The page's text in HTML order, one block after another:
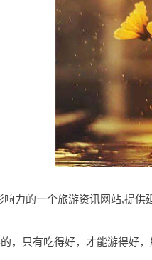
力的一个旅游资讯网站,提
，只有吃得好，才能游得好